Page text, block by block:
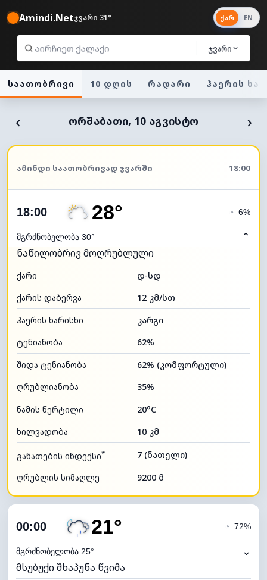
Amindi.Netჯვარი 31°
ჯვარი
ქარ EN
საათობრივი 10 დღის რადარი ჰაერის
‹ ᲝᲠᲨᲐᲑᲐᲗᲘ, 10 ᲐᲒᲕᲘᲡᲢᲝ ›
ᲐᲛᲘᲜᲓᲘ ᲡᲐᲐᲗᲝᲑᲠᲘᲕᲐᲓ ᲯᲕᲐᲠᲨᲘ 18:00
18:00 28°
მგრძნობელობა 30°
◔ 6%
⌃
ნაწილობრივ მოღრუბლული
ქარი
დ-სდ
ქარის დაბერვა
12 კმ/სთ
ჰაერის ხარისხი
კარგი
ტენიანობა
62%
შიდა ტენიანობა
62% (კომფორტული)
ღრუბლიანობა
35%
ნამის წერტილი
20°C
ხილვადობა
10 კმ
განათების ინდექსი* 7 (ნათელი)
ღრუბლის სიმაღლე 9200 მ
00:00 21°
მგრძნობელობა 25°
◔ 72%
⌄
მსუბუქი შხაპუნა წვიმა